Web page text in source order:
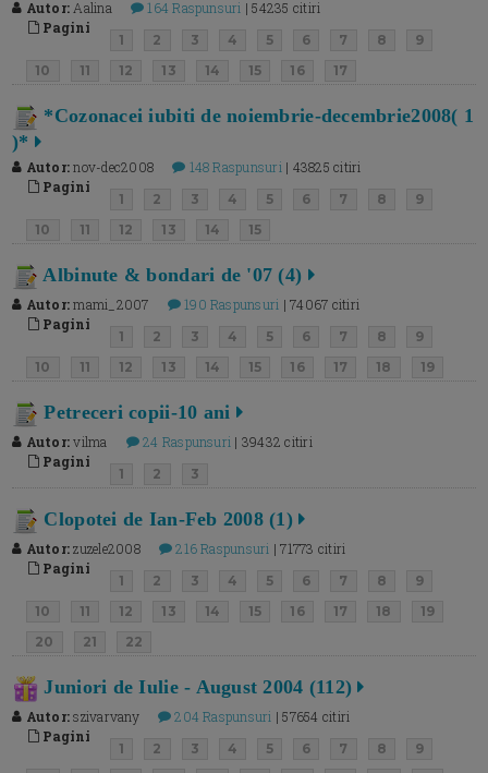
Autor: Aalina 164 Raspunsuri | 54235 citiri
Pagini
1 2 3 4 5 6 7 8
9
10
11 12 13 14 15 16 17
*Cozonacei iubiti de noiembrie-decembrie2008( 1
)*
Autor:nov-dec2008 148 Raspunsuri | 43825 citiri
Pagini
1 2 3 4 5 6 7 8
9
10
11 12 13 14 15
Albinute & bondari de '07 (4)
Autor:mami_2007 190 Raspunsuri | 74067 citiri
Pagini
1 2 3 4 5 6 7 8
9
10
11 12 13 14 15 16 17 18 19
Petreceri copii-10 ani
Autor:vilma 24 Raspunsuri | 39432 citiri
Pagini
1 2 3
Clopotei de Ian-Feb 2008 (1)
Autor:zuzele2008 216 Raspunsuri | 71773 citiri
Pagini
1 2 3 4 5 6 7 8
9
10
11 12 13 14 15 16 17 18
19
20
21 22
Juniori de Iulie - August 2004 (112)
Autor:szivarvany 204 Raspunsuri | 57654 citiri
Pagini
1 2 3 4 5 6 7 8
9